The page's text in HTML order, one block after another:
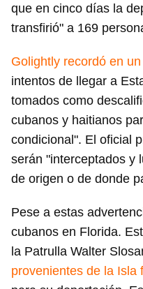
que en cinco días la
transfirió" a 169
Golightly recordó en
intentos de llegar a
tomados como
cubanos y haitianos
condicional". El oficial
serán "interceptados y
de origen o de donde
Pese a estas
cubanos en Florida.
la Patrulla Walter
provenientes de la Isla